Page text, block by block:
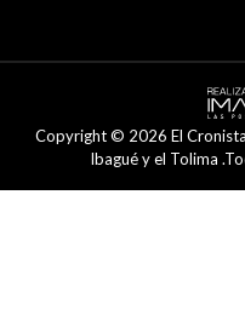
Copyright © 2026 El
Ibagué y el Tolima